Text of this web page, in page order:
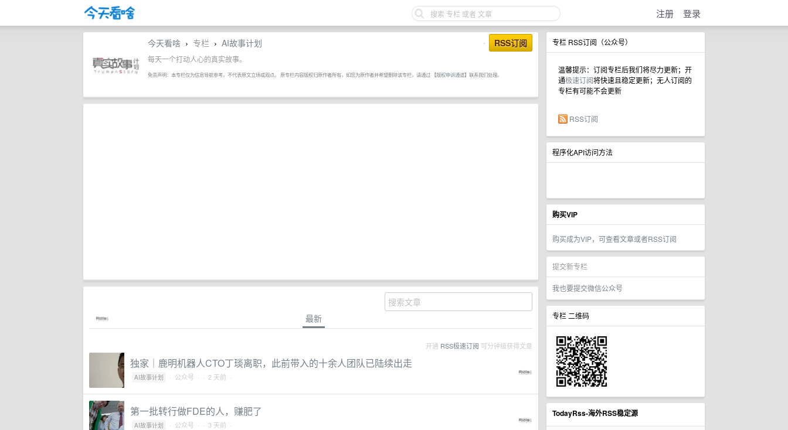
注册 登录
专栏 RSS订阅（公众号）
温馨提示：订阅专栏后我们将尽力更新；开
通极速订阅将快速且稳定更新；无人订阅的
专栏有可能不会更新
RSS订阅
程序化API访问方法
购买VIP
购买成为VIP，可查看文章或者RSS订阅
提交新专栏
我也要提交微信公众号
专栏 二维码
TodayRss-海外RSS稳定源
• RSS订阅
今天看啥 › 专栏 › AI故事计划
每天一个打动人心的真实故事。
免责声明：本专栏仅为信息导航参考，不代表原文立场或观点。 原专栏内容版权归原作者所有，如您为原作者并希望删除该专栏，请通过 【版权申诉通道】 联系我们处理。
最新
开通 RSS极速订阅 可分钟级获得文章
独家｜鹿明机器人CTO丁琰离职，此前带入的十余人团队已陆续出走
AI故事计划 · 公众号 · · 2 天前 ·
第一批转行做FDE的人，赚肥了
AI故事计划 · 公众号 · · 3 天前 ·